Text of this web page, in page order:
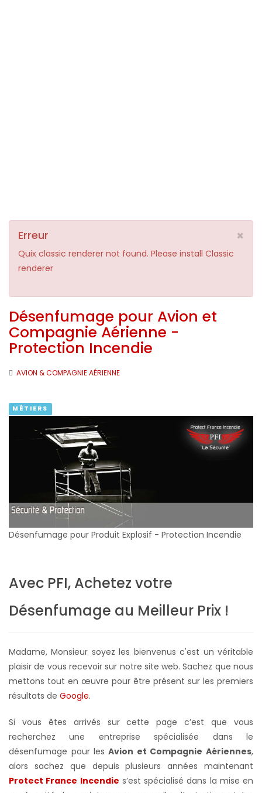
×
Erreur
Quix classic renderer not found. Please install Classic
renderer
Désenfumage pour Avion et
Compagnie Aérienne -
Protection Incendie
AVION & COMPAGNIE AÉRIENNE
MÉTIERS
Désenfumage pour Produit Explosif - Protection Incendie
Avec PFI, Achetez votre
Désenfumage au Meilleur Prix !
Madame, Monsieur soyez les bienvenus c'est un véritable
plaisir de vous recevoir sur notre site web. Sachez que nous
mettons tout en œuvre pour être présent sur les premiers
résultats de Google.
Si vous êtes arrivés sur cette page c’est que vous
recherchez une entreprise spécialisée dans le
désenfumage pour les Avion et Compagnie Aériennes,
alors sachez que depuis plusieurs années maintenant
Protect France Incendie s’est spécialisé dans la mise en